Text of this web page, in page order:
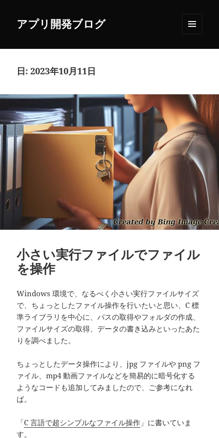
アプリ開発ブログ
ーとウ
日:2023年10月11日
小さい実行ファイルでファイル
を操作
Windows 環境で、なるべく小さい実行ファイルサイズ
で、ちょっとしたファイル操作を行いたいと思い、C 標
準ライブラリを中心に、パスの取得やフォルダの作成、
ファイルサイズの取得、データの書き込みといったあた
りを調べました。
ちょっとしたデータ操作により、jpg ファイルや png フ
ァイル、mp4 動画ファイルなどを簡易的に暗号化する
ようなコードも追加してみましたので、ご参考になれ
ば。
「C 言語で超シンプルなファイル操作 」に書いていま
す。